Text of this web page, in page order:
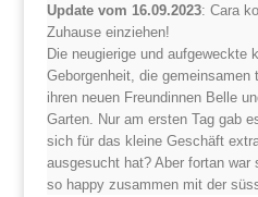
Update vom 16.09.2023: Cara
Zuhause einziehen!
Die neugierige und aufgeweckte
Geborgenheit, die gemeinsamen
ihren neuen Freundinnen Belle
Garten. Nur am ersten Tag gab
sich für das kleine Geschäft
ausgesucht hat? Aber fortan
so happy zusammen mit der